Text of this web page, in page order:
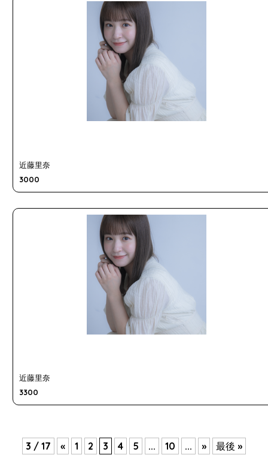
近藤里奈
3000
近藤里奈
3300
3 / 17 « 1 2 3 4 5 ... 10 ... » 最後 »